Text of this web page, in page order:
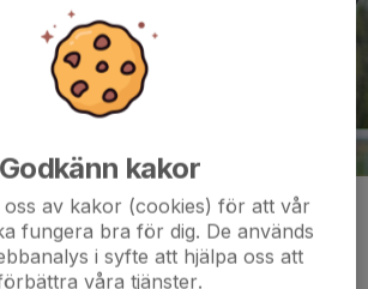
Godkänn kakor
oss av kakor (cookies) för att vår
fungera bra för dig. De används
i syfte att hjälpa oss att
våra tjänster.